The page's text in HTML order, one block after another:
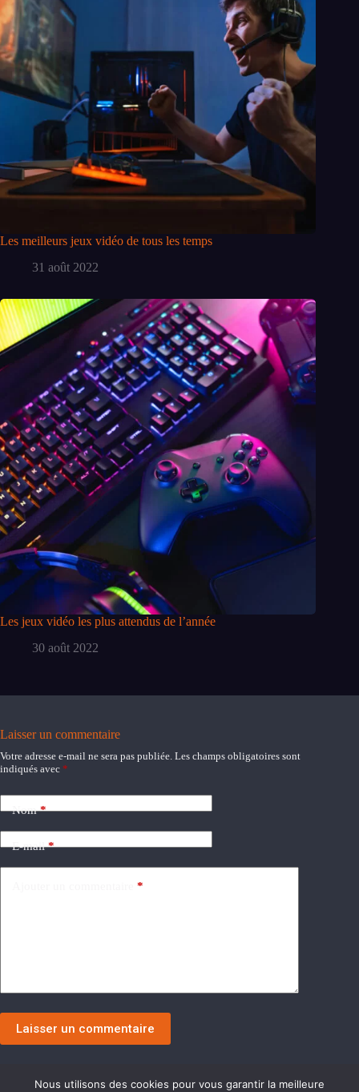
Les meilleurs jeux vidéo de tous les temps
31 août 2022
Les jeux vidéo les plus attendus de l’année
30 août 2022
Laisser un commentaire
Votre adresse e-mail ne sera pas publiée. Les champs obligatoires sont
indiqués avec *
Nom*
E-mail*
*
Laisser un commentaire
Nous utilisons des cookies pour vous garantir la meilleure